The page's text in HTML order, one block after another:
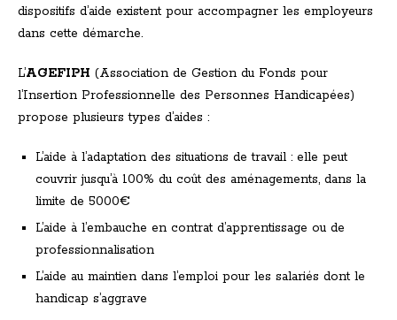
dispositifs d’aide existent pour accompagner les employeurs
dans cette démarche.
L’AGEFIPH (Association de Gestion du Fonds pour
l’Insertion Professionnelle des Personnes Handicapées)
propose plusieurs types d’aides :
L’aide à l’adaptation des situations de travail : elle peut
couvrir jusqu’à 100% du coût des aménagements, dans la
limite de 5000€
L’aide à l’embauche en contrat d’apprentissage ou de
professionnalisation
L’aide au maintien dans l’emploi pour les salariés dont le
handicap s’aggrave